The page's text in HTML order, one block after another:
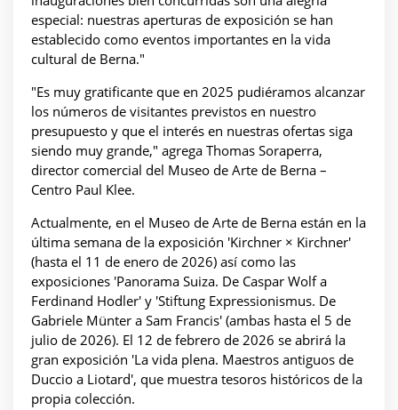
especial: nuestras aperturas de exposición se han
establecido como eventos importantes en la vida
cultural de Berna."
"Es muy gratificante que en 2025 pudiéramos alcanzar
los números de visitantes previstos en nuestro
presupuesto y que el interés en nuestras ofertas siga
siendo muy grande," agrega Thomas Soraperra,
director comercial del Museo de Arte de Berna –
Centro Paul Klee.
Actualmente, en el Museo de Arte de Berna están en la
última semana de la exposición 'Kirchner × Kirchner'
(hasta el 11 de enero de 2026) así como las
exposiciones 'Panorama Suiza. De Caspar Wolf a
Ferdinand Hodler' y 'Stiftung Expressionismus. De
Gabriele Münter a Sam Francis' (ambas hasta el 5 de
julio de 2026). El 12 de febrero de 2026 se abrirá la
gran exposición 'La vida plena. Maestros antiguos de
Duccio a Liotard', que muestra tesoros históricos de la
propia colección.